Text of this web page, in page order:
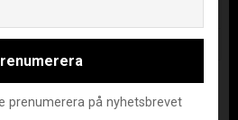
Assist
prenumerera på nyhetsbrevet